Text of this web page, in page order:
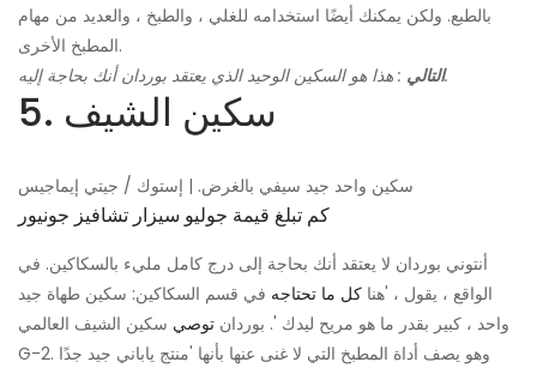
بالطبع. ولكن يمكنك أيضًا استخدامه للغلي ، والطبخ ، والعديد من مهام
المطبخ الأخرى.
التالي: هذا هو السكين الوحيد الذي يعتقد بوردان أنك بحاجة إليه.
5. سكين الشيف
سكين واحد جيد سيفي بالغرض. | إستوك / جيتي إيماجيس
كم تبلغ قيمة جوليو سيزار تشافيز جونيور
أنتوني بوردان لا يعتقد أنك بحاجة إلى درج كامل مليء بالسكاكين. في
الواقع ، يقول ، 'هنا كل ما تحتاجه في قسم السكاكين: سكين طهاة جيد
واحد ، كبير بقدر ما هو مريح ليدك '. بوردان توصي سكين الشيف العالمي
G-2. وهو يصف أداة المطبخ التي لا غنى عنها بأنها 'منتج ياباني جيد جدًا